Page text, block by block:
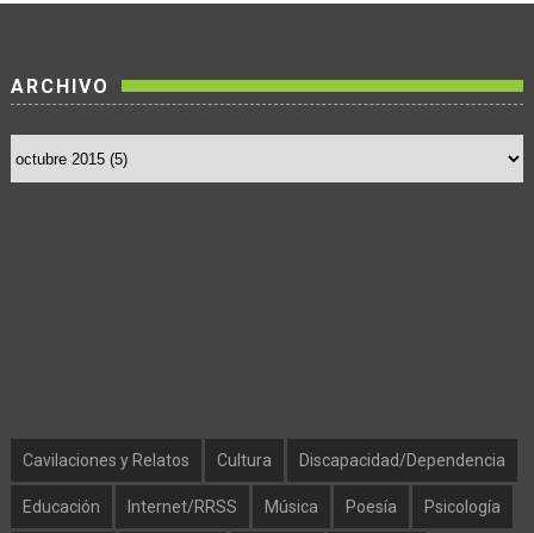
ARCHIVO
Cavilaciones y Relatos Cultura Discapacidad/Dependencia
Educación Internet/RRSS Música Poesía Psicología